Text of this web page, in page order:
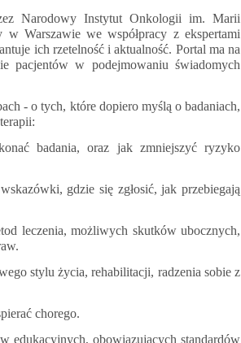
Narodowy Instytut Onkologii im. Marii
Warszawie we współpracy z ekspertami
ich rzetelność i aktualność. Portal ma na
pacjentów w podejmowaniu świadomych
- o tych, które dopiero myślą o badaniach,
badania, oraz jak zmniejszyć ryzyko
gdzie się zgłosić, jak przebiegają
leczenia, możliwych skutków ubocznych,
stylu życia, rehabilitacji, radzenia sobie z
chorego.
edukacyjnych, obowiązujących standardów